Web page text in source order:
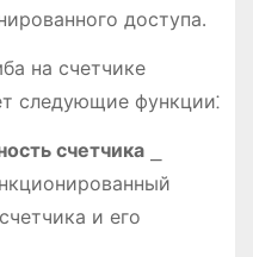
доступа․
на счетчике
следующие функции⁚
счетчика⎯
и его